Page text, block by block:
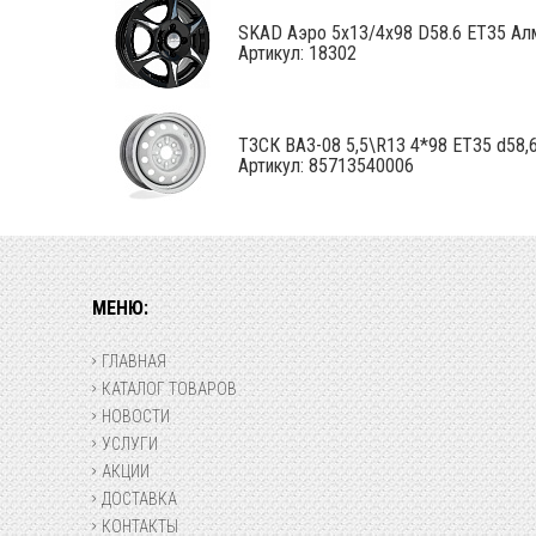
SKAD Аэро 5x13/4x98 D58.6 ET35
Артикул: 18302
ТЗСК ВАЗ-08 5,5\R13 4*98 ET35
Артикул: 85713540006
МЕНЮ:
ГЛАВНАЯ
КАТАЛОГ ТОВАРОВ
НОВОСТИ
УСЛУГИ
АКЦИИ
ДОСТАВКА
КОНТАКТЫ